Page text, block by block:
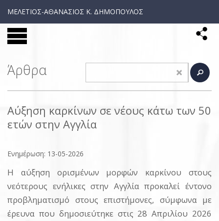
ΜΕΛΕΤΙΟΣ-ΑΘΑΝΑΣΙΟΣ Κ. ΔΗΜΟΠΟΥΛΟΣ
Άρθρα
Αύξηση καρκίνων σε νέους κάτω των 50
ετών στην Αγγλία
Ενημέρωση: 13-05-2026
Η αύξηση ορισμένων μορφών καρκίνου στους
νεότερους ενήλικες στην Αγγλία προκαλεί έντονο
προβληματισμό στους επιστήμονες, σύμφωνα με
έρευνα που δημοσιεύτηκε στις 28 Απριλίου 2026